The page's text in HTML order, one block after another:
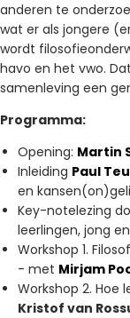
anderen te
wat er als jongere
wordt
havo en het vwo.
samenleving een
Programma:
Opening: Martin
Inleiding Paul
en
Key-notelezing
leerlingen, jong
Workshop 1.
- met Mirjam
Workshop 2. Hoe
Kristof van